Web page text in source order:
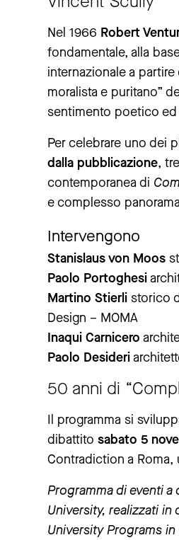
Nel 1966 Robert
fondamentale, alla
internazionale a
moralista e puritano”
sentimento poetico ed
Per celebrare uno dei
dalla pubblicazione,
contemporanea di
e complesso
Intervengono
Stanislaus von Moos
Paolo Portoghesi
Martino Stierli storico
Design – MOMA
Inaqui Carnicero
Paolo Desideri
50 anni di
Il programma si
dibattito sabato 5
Contradiction a
Programma di eventi a
University, realizzati in
University Programs in